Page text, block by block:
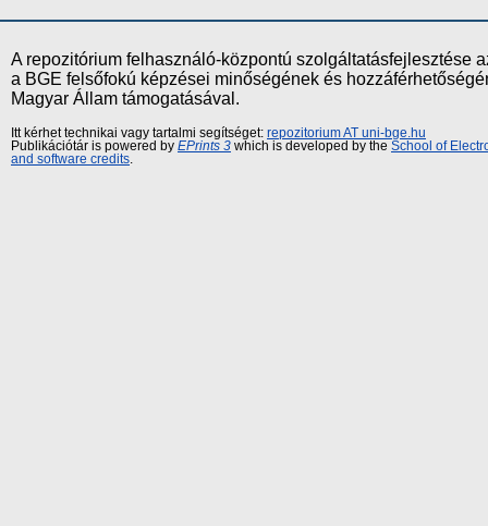
A repozitórium felhasználó-központú szolgáltatásfejlesztése
a BGE felsőfokú képzései minőségének és
Magyar Állam támogatásával.
Itt kérhet technikai vagy tartalmi segítséget: repozitorium AT uni-bge.hu
Publikációtár is powered by EPrints 3 which is developed by the School of
and software credits